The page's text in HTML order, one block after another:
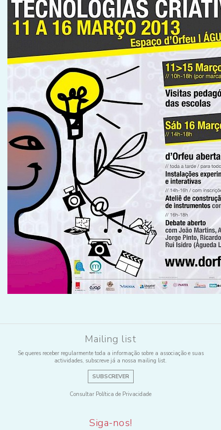
Mailing list
Se queres receber regularmente toda a informação sobre a associação e suas
actividades, subscreve já a nossa mailing list.
SUBSCREVER
Consultar Política de Privacidade
Siga-nos!